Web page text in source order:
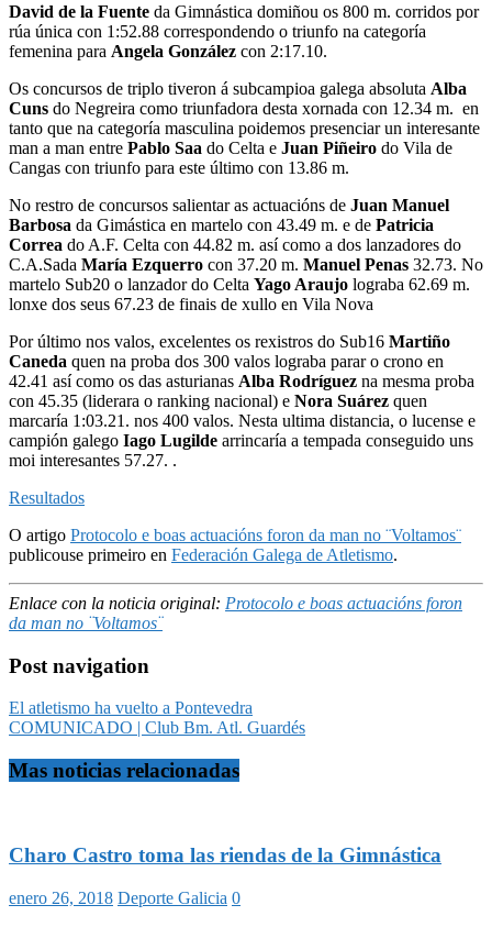
David de la Fuente da Gimnástica domiñou os 800 m. corridos por
rúa única con 1:52.88 correspondendo o triunfo na categoría
femenina para Angela González con 2:17.10.
Os concursos de triplo tiveron á subcampioa galega absoluta Alba
Cuns do Negreira como triunfadora desta xornada con 12.34 m. en
tanto que na categoría masculina poidemos presenciar un interesante
man a man entre Pablo Saa do Celta e Juan Piñeiro do Vila de
Cangas con triunfo para este último con 13.86 m.
No restro de concursos salientar as actuacións de Juan Manuel
Barbosa da Gimástica en martelo con 43.49 m. e de Patricia
Correa do A.F. Celta con 44.82 m. así como a dos lanzadores do
C.A.Sada María Ezquerro con 37.20 m. Manuel Penas 32.73. No
martelo Sub20 o lanzador do Celta Yago Araujo lograba 62.69 m.
lonxe dos seus 67.23 de finais de xullo en Vila Nova
Por último nos valos, excelentes os rexistros do Sub16 Martiño
Caneda quen na proba dos 300 valos lograba parar o crono en
42.41 así como os das asturianas Alba Rodríguez na mesma proba
con 45.35 (liderara o ranking nacional) e Nora Suárez quen
marcaría 1:03.21. nos 400 valos. Nesta ultima distancia, o lucense e
campión galego Iago Lugilde arrincaría a tempada conseguido uns
moi interesantes 57.27. .
Resultados
O artigo Protocolo e boas actuacións foron da man no ¨Voltamos¨
publicouse primeiro en Federación Galega de Atletismo.
Enlace con la noticia original: Protocolo e boas actuacións foron
da man no ¨Voltamos¨
Post navigation
El atletismo ha vuelto a Pontevedra
COMUNICADO | Club Bm. Atl. Guardés
Mas noticias relacionadas
Charo Castro toma las riendas de la Gimnástica
enero 26, 2018 Deporte Galicia 0